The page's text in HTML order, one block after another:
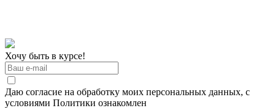
Хочу быть в курсе!
Даю согласие на обработку моих персональных данных, с
условиями Политики ознакомлен